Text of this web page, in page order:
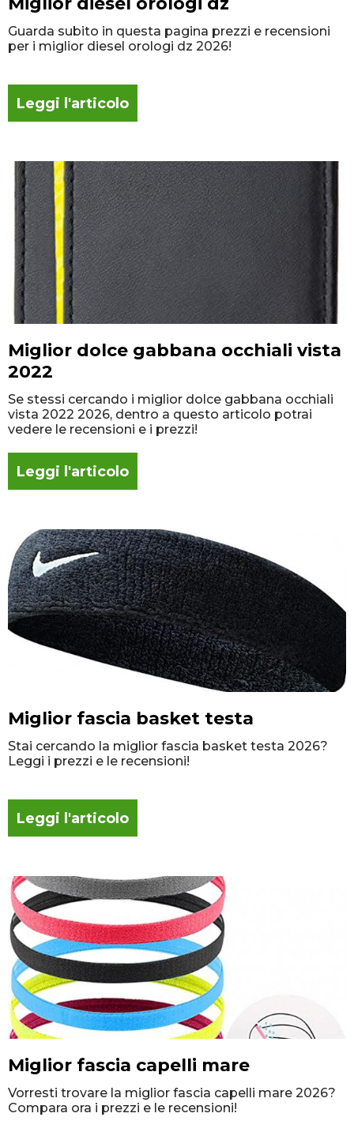
Guarda subito in questa pagina prezzi e recensioni
per i miglior diesel orologi dz 2026!
Leggi l'articolo
Miglior dolce gabbana occhiali vista
2022
Se stessi cercando i miglior dolce gabbana occhiali
vista 2022 2026, dentro a questo articolo potrai
vedere le recensioni e i prezzi!
Leggi l'articolo
Miglior fascia basket testa
Stai cercando la miglior fascia basket testa 2026?
Leggi i prezzi e le recensioni!
Leggi l'articolo
Miglior fascia capelli mare
Vorresti trovare la miglior fascia capelli mare 2026?
Compara ora i prezzi e le recensioni!